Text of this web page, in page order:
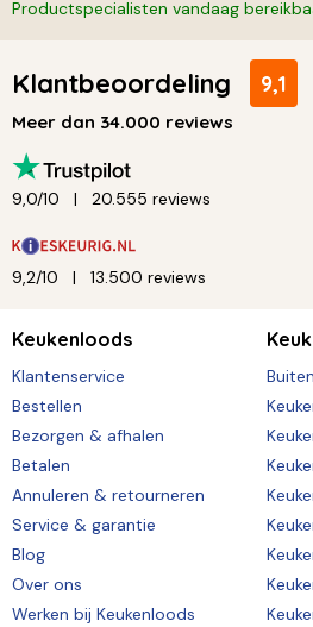
Productspecialisten vandaag
Klantbeoordeling 9,1
Meer dan 34.000 reviews
9,0/10 20.555 reviews
9,2/10 13.500 reviews
Keukenloods
Klantenservice
Bestellen
Bezorgen & afhalen
Betalen
Annuleren & retourneren
Service & garantie
Blog
Over ons
Werken bij Keukenloods